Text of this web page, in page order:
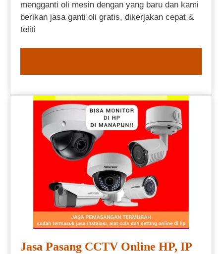
mengganti oli mesin dengan yang baru dan kami
berikan jasa ganti oli gratis, dikerjakan cepat &
teliti
Jasa Pasang CCTV Online HP, IP